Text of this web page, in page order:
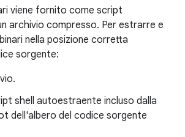
viene fornito come script
archivio compresso. Per estrarre e
nella posizione corretta
sorgente:
shell autoestraente incluso dalla
dell'albero del codice sorgente